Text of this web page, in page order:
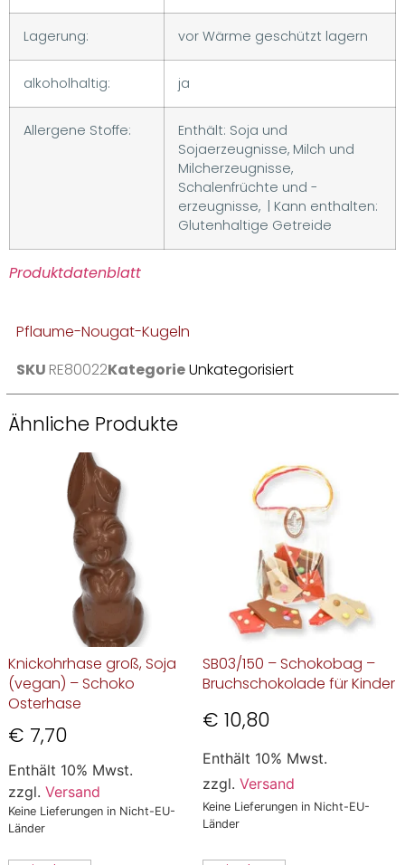
Lagerung: vor Wärme geschützt lagern
alkoholhaltig: ja
Allergene Stoffe:
Enthält: Soja und
Sojaerzeugnisse, Milch und
Milcherzeugnisse,
Schalenfrüchte und -
erzeugnisse, | Kann enthalten:
Glutenhaltige Getreide
Produktdatenblatt
Pflaume-Nougat-Kugeln
SKU RE80022KategorieUnkategorisiert
Ähnliche Produkte
Knickohrhase groß, Soja
(vegan) – Schoko
Osterhase
€ 7,70
Enthält 10% Mwst.
zzgl. Versand
Keine Lieferungen in Nicht-EU-
Länder
SB03/150 – Schokobag –
Bruchschokolade für Kinder
€ 10,80
Enthält 10% Mwst.
zzgl. Versand
Keine Lieferungen in Nicht-EU-
Länder